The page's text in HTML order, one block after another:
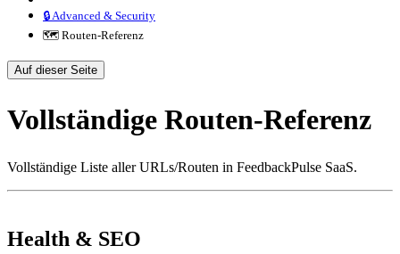
🔒 Advanced & Security
🗺️ Routen-Referenz
Auf dieser Seite
Vollständige Routen-Referenz
Vollständige Liste aller URLs/Routen in FeedbackPulse SaaS.
Health & SEO